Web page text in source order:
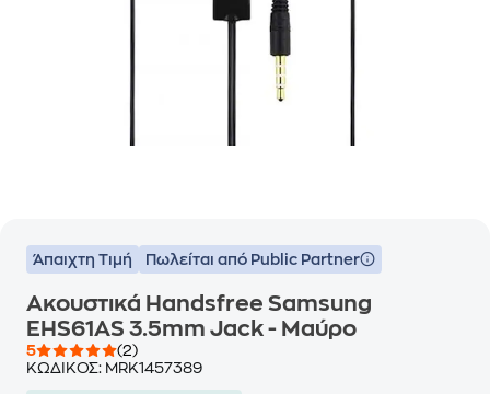
Άπαιχτη Τιμή Πωλείται από Public Partner
Ακουστικά Handsfree Samsung
EHS61AS 3.5mm Jack - Μαύρο
5
(2)
ΚΩΔΙΚΟΣ: MRK1457389